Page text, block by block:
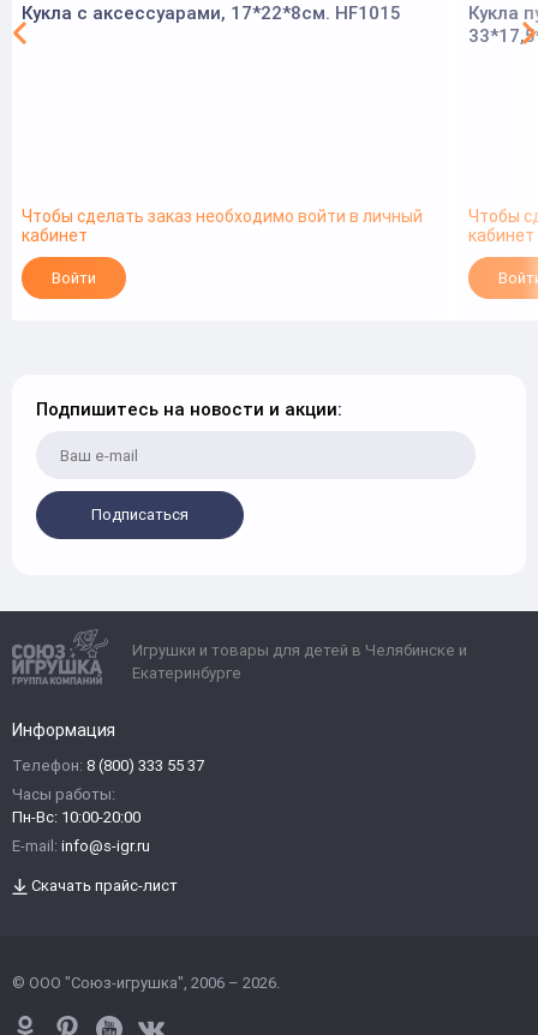
Кукла с аксессуарами, 17*22*8см. HF1015
Чтобы сделать заказ необходимо войти в личный
кабинет
Войти
Кукла
Чтобы
кабинет
Подпишитесь на новости и акции:
Подписаться
Игрушки и товары для детей в Челябинске и
Екатеринбурге
Информация
Телефон: 8 (800) 333 55 37
Часы работы:
Пн-Вс: 10:00-20:00
E-mail: info@s-igr.ru
Скачать прайс-лист
© ООО "Союз-игрушка", 2006 – 2026.